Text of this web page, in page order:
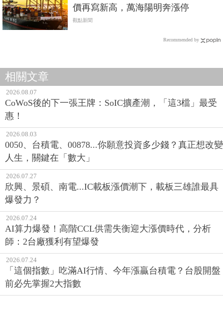
價再寫新高，萬海陽明奔漲停
觀點新聞
Recommended by
相關文章
2026.08.07
CoWoS後的下一張王牌：SoIC擴產潮，「這3檔」最受
惠！
2026.08.03
0050、台積電、00878...你願意投資多少錢？真正想改變
人生，關鍵在「數大」
2026.07.27
欣興、景碩、南電...IC載板漲價潮下，載板三雄誰最具
爆發力？
2026.07.24
AI算力爆發！高階CCL供需失衡迎大漲價時代，分析
師：2台廠獲利有望爆發
2026.07.24
「這個指數」吃滿AI行情、今年漲贏台積電？台股開盤
前必先掌握2大指數